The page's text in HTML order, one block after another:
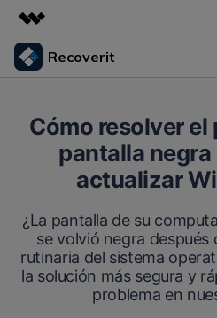
Productos destacados
Utilidades
Empresas
Resumen
Quiénes somos
Sala de prensa
Tienda
Recoverit
Recoverit para
Funciones
Recuperar Medios Borrados
Soluciones de
Recursos
Por qué Recoverit
Experto en Recuperación
Cómo resolver el
pantalla negra
actualizar
¿La pantalla de su
se volvió negra después
rutinaria del sistema
la solución más segura y
problema en